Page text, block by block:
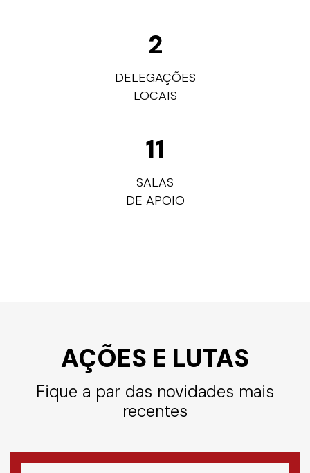
2
DELEGAÇÕES
LOCAIS
11
SALAS
DE APOIO
AÇÕES E LUTAS
Fique a par das novidades mais
recentes